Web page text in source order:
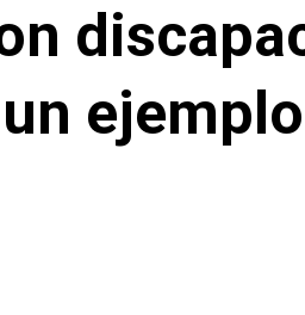
ejemplo